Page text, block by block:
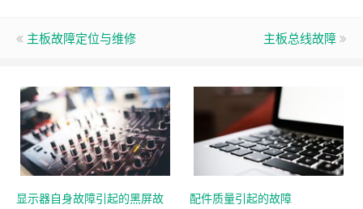
主板故障定位与维修 主板总线故障
显示器自身故障引起的黑屏故
配件质量引起的故障